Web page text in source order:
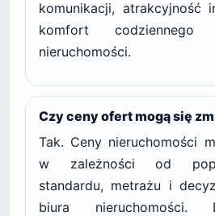
komunikacji, atrakcyjność
komfort
nieruchomości.
Czy ceny ofert mogą się
Tak. Ceny nieruchomości
w zależności od
standardu, metrażu i
biura nieruchomości.